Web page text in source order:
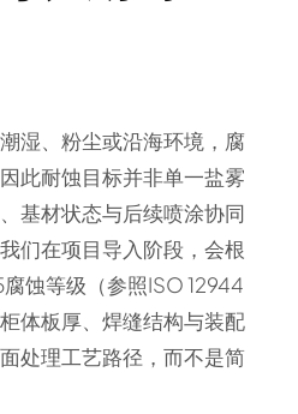
湿、粉尘或沿海环境，腐
此耐蚀目标并非单一盐雾
基材状态与后续喷涂协同
们在项目导入阶段，会根
蚀等级（参照ISO 12944
体板厚、焊缝结构与装配
处理工艺路径，而不是简